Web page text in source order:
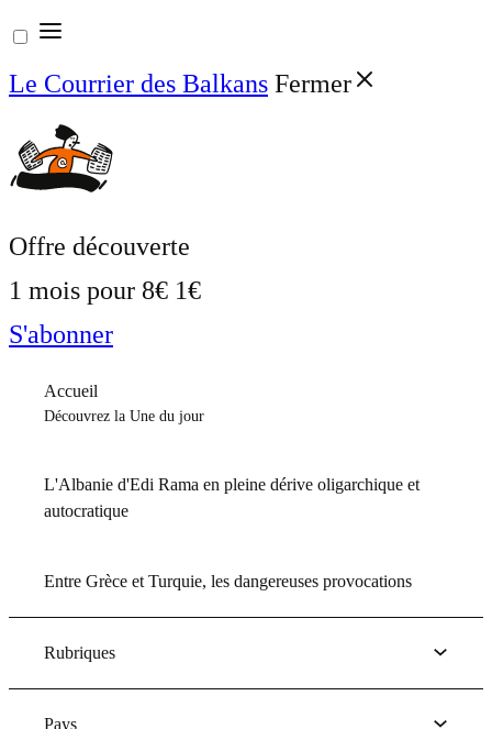
Aller
au
contenu
Le Courrier des Balkans Fermer
Offre découverte
1 mois pour 8€ 1€
S'abonner
Accueil
Découvrez la Une du jour
L'Albanie d'Edi Rama en pleine dérive oligarchique et
autocratique
Entre Grèce et Turquie, les dangereuses provocations
Rubriques
Pays